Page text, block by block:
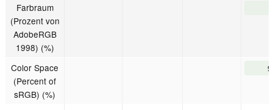
Farbraum
(Prozent von
AdobeRGB
1998) (%)
Color Space
(Percent of
sRGB) (%)